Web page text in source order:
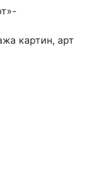
картин, арт